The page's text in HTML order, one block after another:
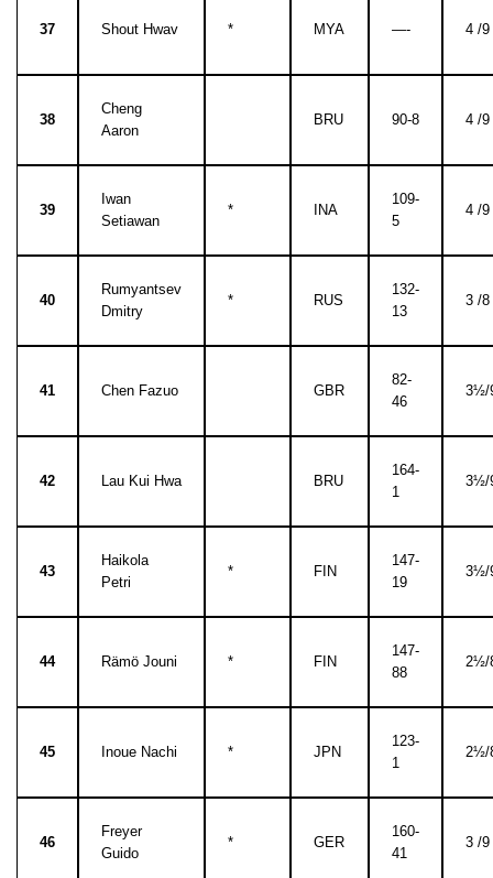
37 Shout Hwav * MYA —- 4 /9
38
Cheng
Aaron
BRU 90-8 4 /9
39
Iwan
Setiawan
* INA
109-
5
4 /9
40
Rumyantsev
Dmitry
* RUS
132-
13
3 /8
41 Chen Fazuo GBR
82-
46
3½/
42 Lau Kui Hwa BRU
164-
1
3½/
43
Haikola
Petri
* FIN
147-
19
3½/
44 Rämö Jouni * FIN
147-
88
2½/
45 Inoue Nachi * JPN
123-
1
2½/
46
Freyer
Guido
* GER
160-
41
3 /9